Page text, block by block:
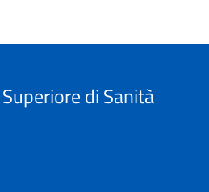
di Sanità